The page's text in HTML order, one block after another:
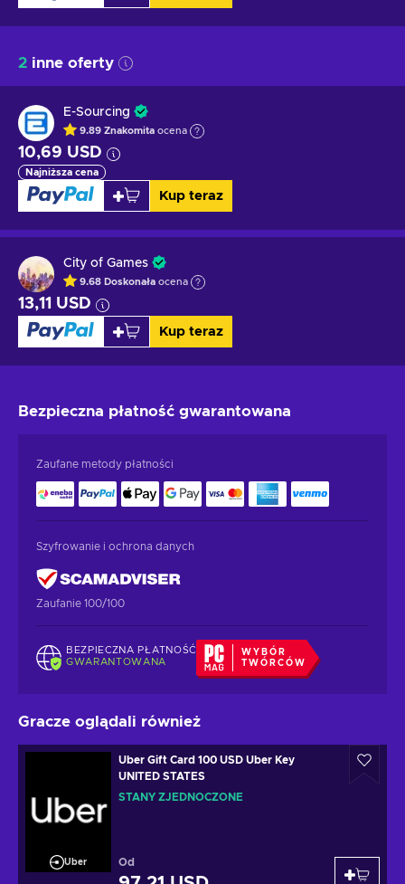
2 inne oferty
E-Sourcing
9.89 Znakomita ocena
10,69 USD
Najniższa cena
Kup teraz
City of Games
9.68 Doskonała ocena
13,11 USD
Kup teraz
Bezpieczna płatność gwarantowana
Zaufane metody płatności
Szyfrowanie i ochrona danych
Zaufanie 100/100
BEZPIECZNA PŁATNOŚĆ
GWARANTOWANA
WYBÓR
TWÓRCÓW
Gracze oglądali również
Uber
Uber Gift Card 100 USD Uber Key
UNITED STATES
STANY ZJEDNOCZONE
Od